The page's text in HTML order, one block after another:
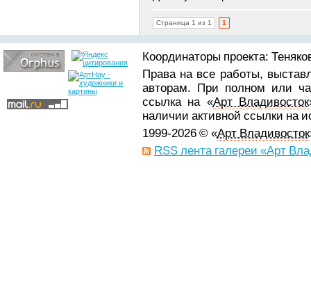
Страница 1 из 1 1
Координаторы проекта:
Права на все работы,
авторам. При полном или
ссылка на «Арт Владивосток
наличии активной ссылки на
1999-2026 © «Арт Владивосток
RSS лента галереи «Арт